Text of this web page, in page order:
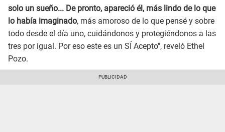
solo un sueño... De pronto, apareció él, más lindo de lo que
lo había imaginado, más amoroso de lo que pensé y sobre
todo desde el día uno, cuidándonos y protegiéndonos a las
tres por igual. Por eso este es un SÍ Acepto", reveló Ethel
Pozo.